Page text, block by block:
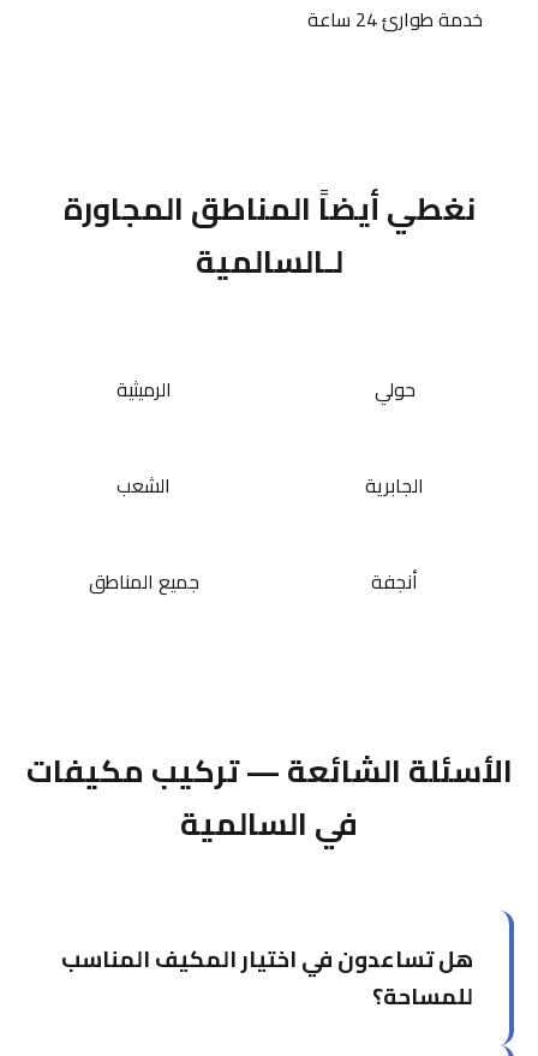
خدمة طوارئ 24 ساعة
نغطي أيضاً المناطق المجاورة
لـالسالمية
حولي الرميثية
الجابرية الشعب
أنجفة جميع المناطق
الأسئلة الشائعة — تركيب مكيفات
في السالمية
هل تساعدون في اختيار المكيف المناسب
للمساحة؟